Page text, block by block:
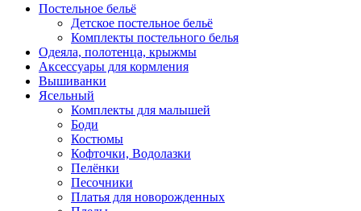
Постельное бельё
Детское постельное бельё
Комплекты постельного белья
Одеяла, полотенца, крыжмы
Аксессуары для кормления
Вышиванки
Ясельный
Комплекты для малышей
Боди
Костюмы
Кофточки, Водолазки
Пелёнки
Песочники
Платья для новорожденных